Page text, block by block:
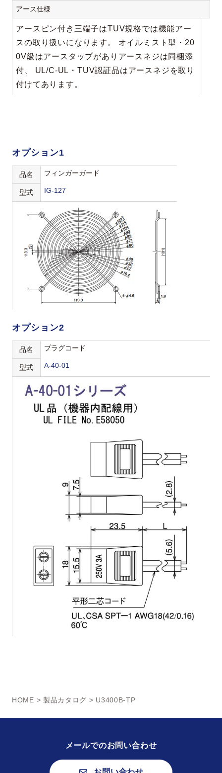
アース仕様
アースピン付き三端子はTUV規格では機能アー
スの取り扱いになります。 オイルミスト型・20
0V級はアースタップがありアースネジは同梱添
付、 UL/C-UL・TUV認証品はアースネジを取り
付けてあります。
オプション1
品名 フィンガーガード
型式 IG-127
オプション2
品名 プラグコード
型式 A-40-01
HOME > 製品カタログ > U3400B-TP
メールでのお問い合わせ